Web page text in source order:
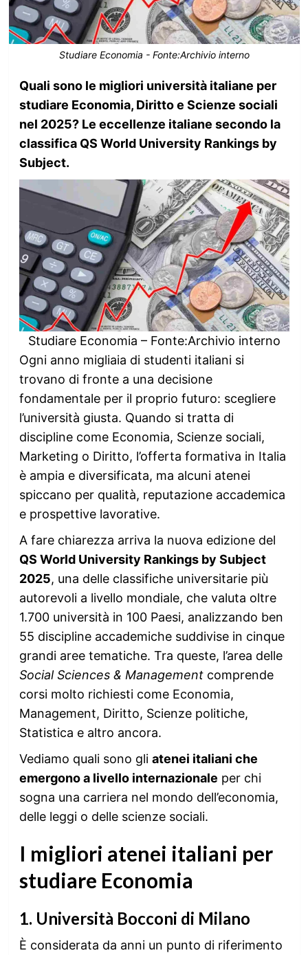
Studiare Economia - Fonte:Archivio interno
Quali sono le migliori università italiane per
studiare Economia, Diritto e Scienze sociali
nel 2025? Le eccellenze italiane secondo la
classifica QS World University Rankings by
Subject.
Studiare Economia – Fonte:Archivio interno
Ogni anno migliaia di studenti italiani si
trovano di fronte a una decisione
fondamentale per il proprio futuro: scegliere
l’università giusta. Quando si tratta di
discipline come Economia, Scienze sociali,
Marketing o Diritto, l’offerta formativa in Italia
è ampia e diversificata, ma alcuni atenei
spiccano per qualità, reputazione accademica
e prospettive lavorative.
A fare chiarezza arriva la nuova edizione del
QS World University Rankings by Subject
2025, una delle classifiche universitarie più
autorevoli a livello mondiale, che valuta oltre
1.700 università in 100 Paesi, analizzando ben
55 discipline accademiche suddivise in cinque
grandi aree tematiche. Tra queste, l’area delle
Social Sciences & Managementcomprende
corsi molto richiesti come Economia,
Management, Diritto, Scienze politiche,
Statistica e altro ancora.
Vediamo quali sono gli atenei italiani che
emergono a livello internazionale per chi
sogna una carriera nel mondo dell’economia,
delle leggi o delle scienze sociali.
I migliori atenei italiani per
studiare Economia
1. Università Bocconi di Milano
È considerata da anni un punto di riferimento